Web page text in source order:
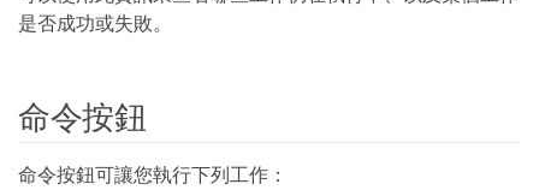
是否成功或失敗。
命令按鈕
命令按鈕可讓您執行下列工作：